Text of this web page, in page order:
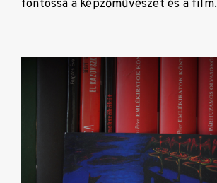
fontossá a képzőművészet és a film.